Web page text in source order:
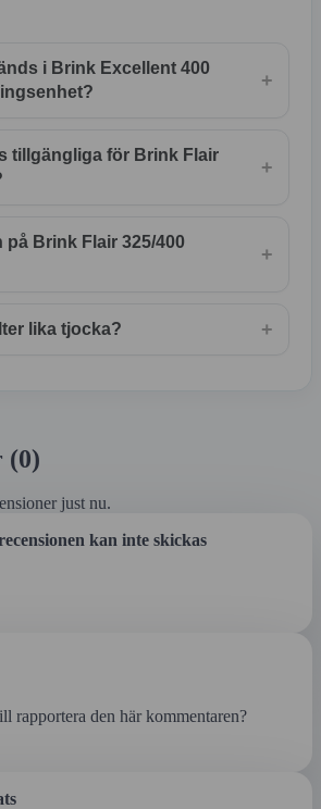
i Brink Excellent 400
+
tillgängliga för Brink Flair
+
på Brink Flair 325/400
+
lika tjocka? +
(0)
just nu.
kan inte skickas
rapportera den här kommentaren?